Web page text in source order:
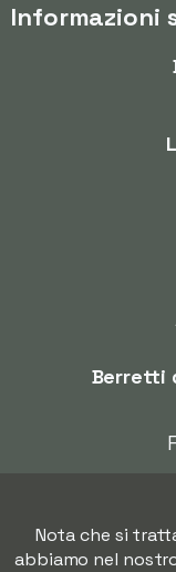
Informazioni
Berretti
Nota che si
abbiamo nel